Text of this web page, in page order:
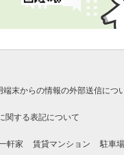
端末からの情報の外部送信につ
関する表記について
軒家 賃貸マンション 駐車場